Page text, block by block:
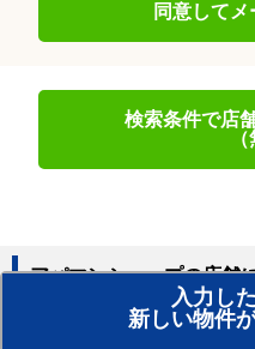
同意して
検索条件で店
入力し
新しい物件
アパマンショップの店舗
賃貸のプロがお部屋探し！